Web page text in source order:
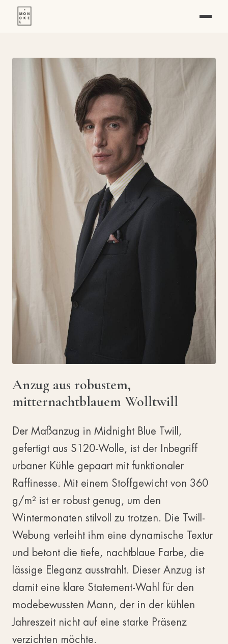
Anzug aus robustem,
mitternachtblauem Wolltwill
Der Maßanzug in Midnight Blue Twill,
gefertigt aus S120-Wolle, ist der Inbegriff
urbaner Kühle gepaart mit funktionaler
Raffinesse. Mit einem Stoffgewicht von 360
g/m² ist er robust genug, um den
Wintermonaten stilvoll zu trotzen. Die Twill-
Webung verleiht ihm eine dynamische Textur
und betont die tiefe, nachtblaue Farbe, die
lässige Eleganz ausstrahlt. Dieser Anzug ist
damit eine klare Statement-Wahl für den
modebewussten Mann, der in der kühlen
Jahreszeit nicht auf eine starke Präsenz
verzichten möchte.